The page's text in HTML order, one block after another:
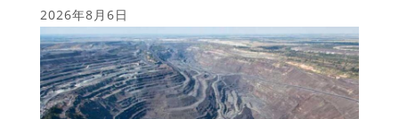
2026年8月6日